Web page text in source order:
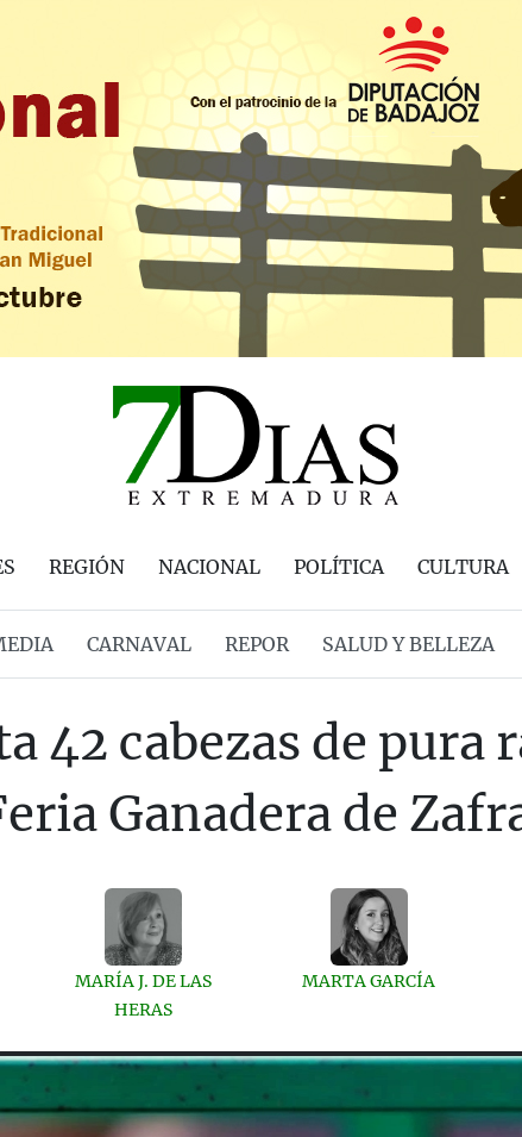
REGIÓN NACIONAL POLÍTICA CULTURA
CARNAVAL REPOR SALUD Y BELLEZA
42 cabezas de pura
Ganadera de
MARÍA J. DE LAS
HERAS
MARTA GARCÍA